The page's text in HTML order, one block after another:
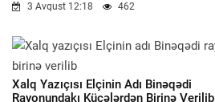
3 Avqust 12:18 462
Xalq Yazıçısı Elçinin Adı Binəqədi
Rayonundakı Küçələrdən Birinə Verilib